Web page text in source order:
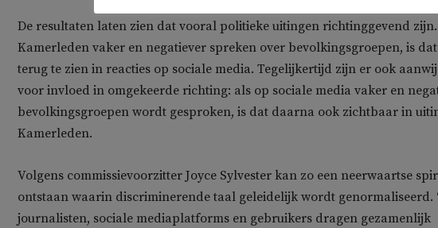
De resultaten laten zien dat vooral politieke uitingen richtinggevend
Kamerleden vaker en negatiever spreken over bevolkingsgroepen, is
terug te zien in reacties op sociale media. Tegelijkertijd zijn er ook
voor invloed in omgekeerde richting: als op sociale media vaker en
bevolkingsgroepen wordt gesproken, is dat daarna ook zichtbaar in
Kamerleden.
Volgens commissievoorzitter Joyce Sylvester kan zo een neerwaartse
ontstaan waarin discriminerende taal geleidelijk wordt genormaliseerd.
journalisten, sociale mediaplatforms en gebruikers dragen gezamenlijk